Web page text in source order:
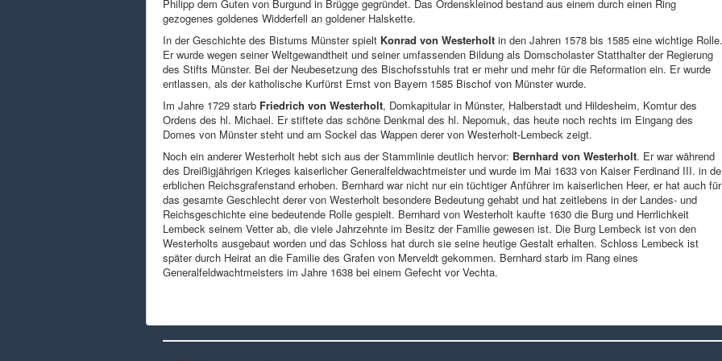
Philipp dem Guten von Burgund in Brügge gegründet. Das Ordenskleinod bestand aus einem durch einen Ring
gezogenes goldenes Widderfell an goldener Halskette.
In der Geschichte des Bistums Münster spielt Konrad von Westerholt in den Jahren 1578 bis 1585 eine wichtige Rolle.
Er wurde wegen seiner Weltgewandtheit und seiner umfassenden Bildung als Domscholaster Statthalter der Regierung
des Stifts Münster. Bei der Neubesetzung des Bischofsstuhls trat er mehr und mehr für die Reformation ein. Er wurde
entlassen, als der katholische Kurfürst Ernst von Bayern 1585 Bischof von Münster wurde.
Im Jahre 1729 starb Friedrich von Westerholt, Domkapitular in Münster, Halberstadt und Hildesheim, Komtur des
Ordens des hl. Michael. Er stiftete das schöne Denkmal des hl. Nepomuk, das heute noch rechts im Eingang des
Domes von Münster steht und am Sockel das Wappen derer von Westerholt-Lembeck zeigt.
Noch ein anderer Westerholt hebt sich aus der Stammlinie deutlich hervor: Bernhard von Westerholt. Er war während
des Dreißigjährigen Krieges kaiserlicher Generalfeldwachtmeister und wurde im Mai 1633 von Kaiser Ferdinand III. in
erblichen Reichsgrafenstand erhoben. Bernhard war nicht nur ein tüchtiger Anführer im kaiserlichen Heer, er hat auch für
das gesamte Geschlecht derer von Westerholt besondere Bedeutung gehabt und hat zeitlebens in der Landes- und
Reichsgeschichte eine bedeutende Rolle gespielt. Bernhard von Westerholt kaufte 1630 die Burg und Herrlichkeit
Lembeck seinem Vetter ab, die viele Jahrzehnte im Besitz der Familie gewesen ist. Die Burg Lembeck ist von den
Westerholts ausgebaut worden und das Schloss hat durch sie seine heutige Gestalt erhalten. Schloss Lembeck ist
später durch Heirat an die Familie des Grafen von Merveldt gekommen. Bernhard starb im Rang eines
Generalfeldwachtmeisters im Jahre 1638 bei einem Gefecht vor Vechta.